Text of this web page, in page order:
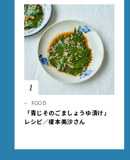
1
FOOD
「青じそのごましょうゆ漬け」
レシピ／榎本美沙さん